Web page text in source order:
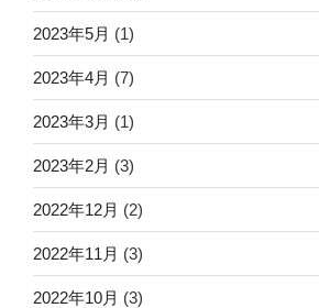
2023年5月 (1)
2023年4月 (7)
2023年3月 (1)
2023年2月 (3)
2022年12月 (2)
2022年11月 (3)
2022年10月 (3)